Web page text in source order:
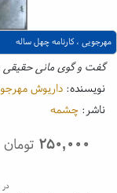
مهرجویی ، کارنامه چهل ساله
گفت و گوی مانی حقیقی
نویسنده: داریوش
ناشر: چشمه
۲۵۰,۰۰۰ تومان